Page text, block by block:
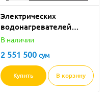
Электрических
водонагревателей
премиум-класса Beston
MW50V
В наличии
2 551 500 сум
Купить В корзину